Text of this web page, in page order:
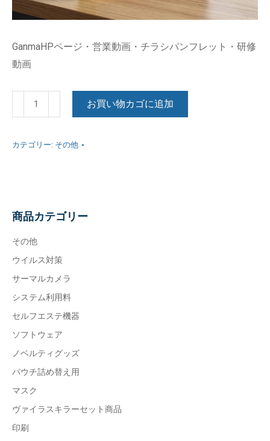
GanmaHPページ・営業動画・チラシパンフレット・ 研修
動画
業
料
お買い物カゴに追加
カテゴリー: その他
商品カテゴリー
その他
ウイルス対策
サーマルカメラ
システム利用料
セルフエステ機器
ソフトウェア
ノベルティグッズ
パウチ詰め替え用
マスク
ヴァイラスキラーセット商品
印刷